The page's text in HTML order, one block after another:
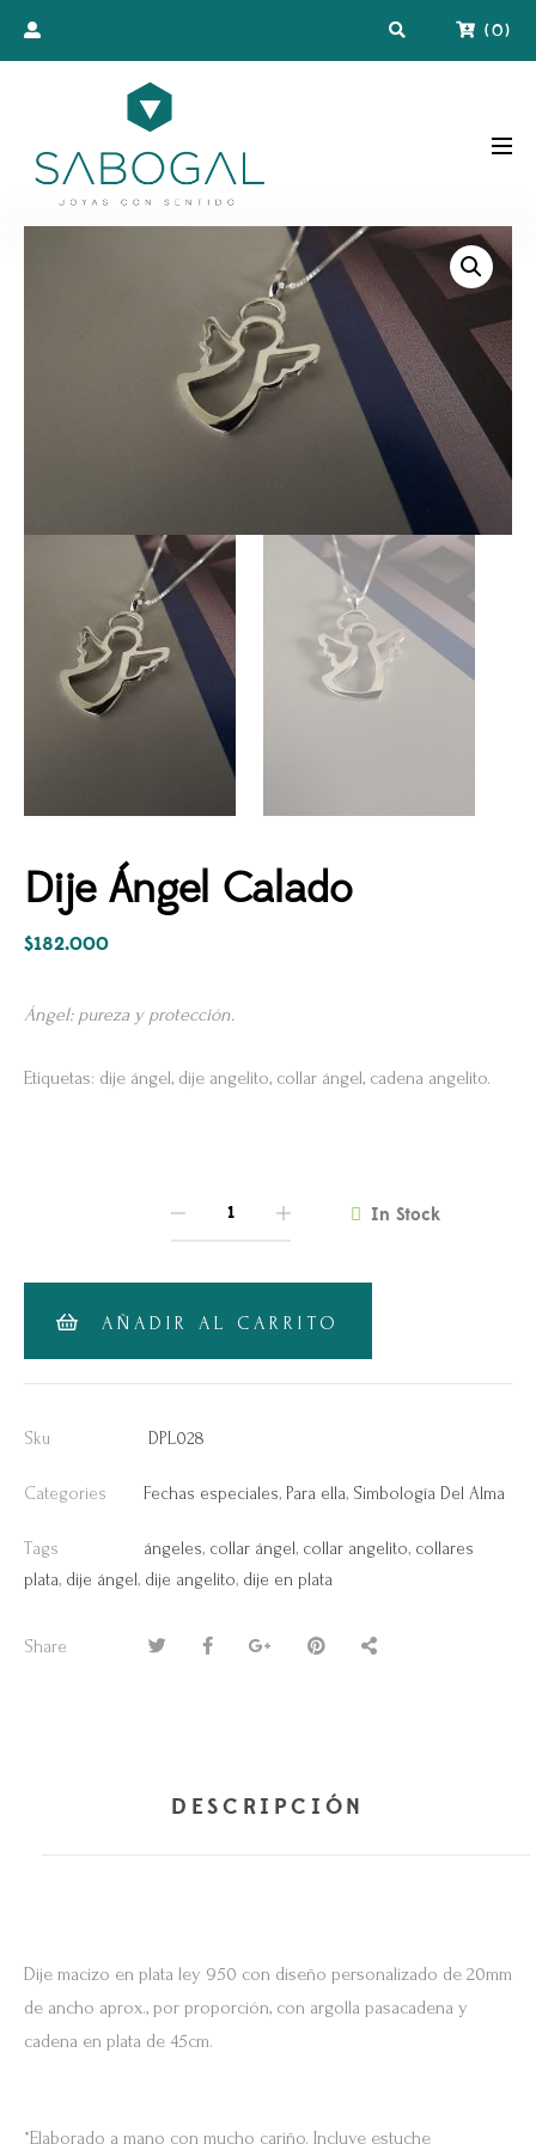
(0)
Dije Ángel Calado
$182.000
Ángel: pureza y protección.
Etiquetas: dije ángel, dije angelito, collar ángel, cadena angelito.
In Stock
AÑADIR AL CARRITO
Sku DPL028
Categories Fechas especiales, Para ella, Simbología Del Alma
Tags ángeles, collar ángel, collar angelito, collares
plata, dije ángel, dije angelito, dije en plata
Share
DESCRIPCIÓN
Dije macizo en plata ley 950 con diseño personalizado de 20mm
de ancho aprox., por proporción, con argolla pasacadena y
cadena en plata de 45cm.
*Elaborado a mano con mucho cariño. Incluye estuche